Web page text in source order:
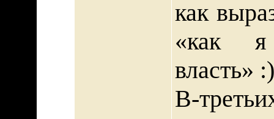
как
«как я
власть»
В-